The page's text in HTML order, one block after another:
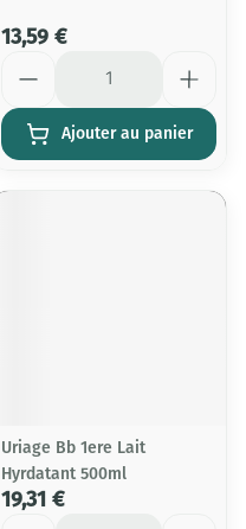
13,59 €
Ajouter au panier
Uriage Bb 1ere Lait
Hyrdatant 500ml
19,31 €